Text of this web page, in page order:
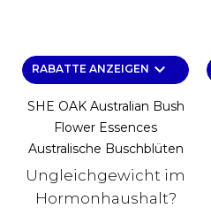
RABATTE ANZEIGEN keyboard_arrow_down
SHE OAK Australian Bush
Flower Essences
Australische Buschblüten
Ungleichgewicht im
Hormonhaushalt?